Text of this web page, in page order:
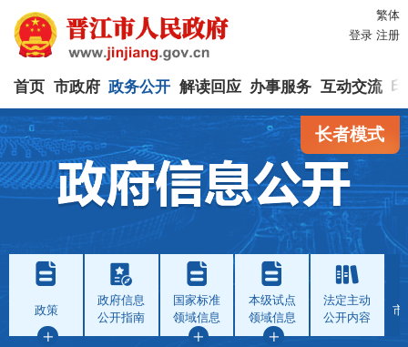
繁体
登录 注册
首页 市政府 政务公开 解读回应 办事服务 互动交流
长者模式
政策
政府信息
公开指南
国家标准
领域信息
本级试点
领域信息
法定主动
公开内容
市